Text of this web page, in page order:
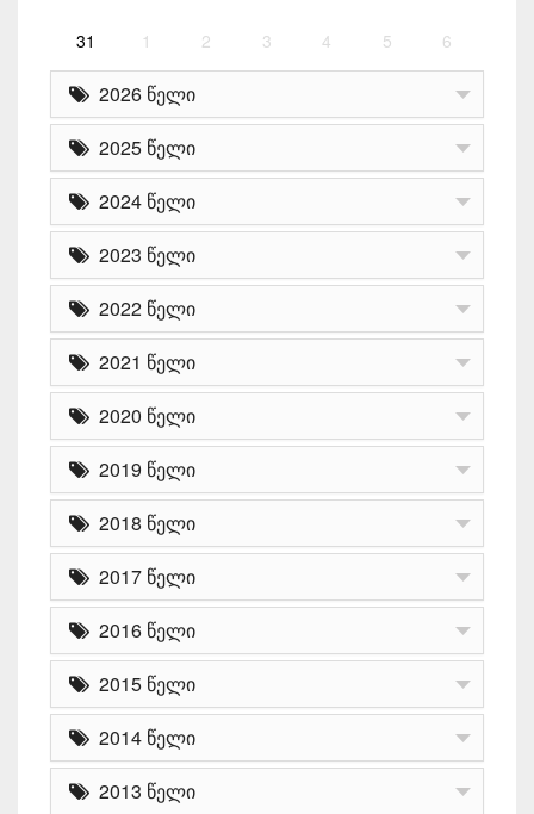
31 1 2 3 4 5 6
2026 წელი
2025 წელი
2024 წელი
2023 წელი
2022 წელი
2021 წელი
2020 წელი
2019 წელი
2018 წელი
2017 წელი
2016 წელი
2015 წელი
2014 წელი
2013 წელი